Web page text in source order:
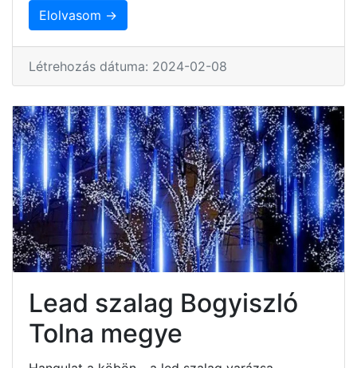
Elolvasom →
Létrehozás dátuma: 2024-02-08
Lead szalag Bogyiszló
Tolna megye